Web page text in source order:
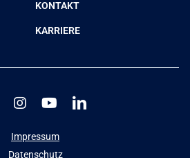
KONTAKT
KARRIERE
Impressum
Datenschutz